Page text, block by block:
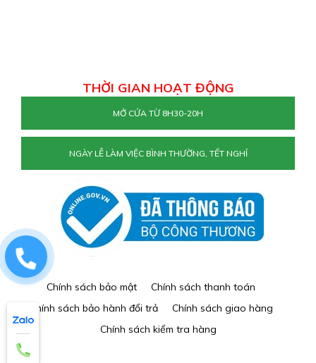
THỜI GIAN HOẠT ĐỘNG
MỞ CỬA TỪ 8H30-20H
NGÀY LỄ LÀM VIỆC BÌNH THƯỜNG, TẾT NGHỈ
Chính sách bảo mật
Chính sách thanh toán
Chính sách bảo hành đổi trả
Chính sách giao hàng
Chính sách kiểm tra hàng